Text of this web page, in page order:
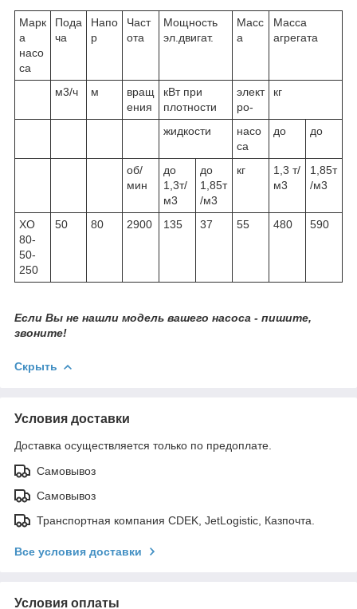
Марк
а
насо
са
Пода
ча
Напо
р
Част
ота
Мощность
эл.двигат.
Масс
а
Масса
агрегата
м3/ч м
вращ
ения
кВт при
плотности
элект
ро-
кг
жидкости
насо
са
до до
об/
мин
до
1,3т/
м3
до
1,85т
/м3
кг
1,3 т/
м3
1,85т
/м3
ХО
80-
50-
250
50 80 2900 135 37 55 480 590
Если Вы не нашли модель вашего насоса - пишите,
звоните!
Скрыть
Условия доставки
Доставка осуществляется только по предоплате.
Самовывоз
Самовывоз
Транспортная компания CDEK, JetLogistic, Казпочта.
Все условия доставки
Условия оплаты